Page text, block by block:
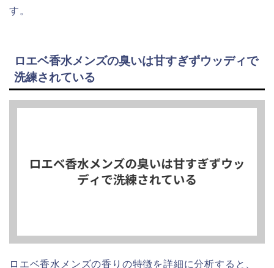
す。
ロエベ香水メンズの臭いは甘すぎずウッディで
洗練されている
ロエベ香水メンズの香りの特徴を詳細に分析すると、